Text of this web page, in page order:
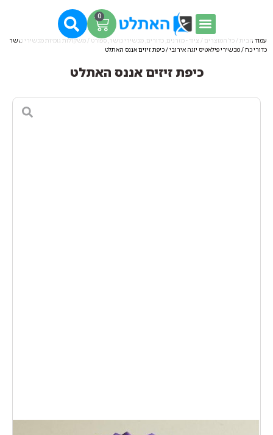
0
עמוד הבית / כל המוצרים / ציוד - מזרנים, כדורים, מכשירי כושר, ספורט / משקולות גומיות מכשירי כושר
כדורי כח/מכשירי פילאטיס יוגה אירובי/ כיפת זיזים אננס האתלט
כיפת זיזים אננס האתלט